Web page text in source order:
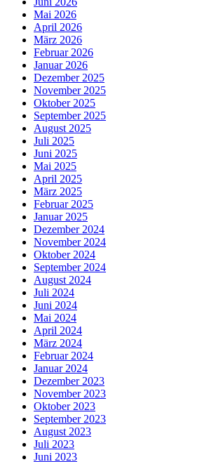
Mai 2026
April 2026
März 2026
Februar 2026
Januar 2026
Dezember 2025
November 2025
Oktober 2025
September 2025
August 2025
Juli 2025
Juni 2025
Mai 2025
April 2025
März 2025
Februar 2025
Januar 2025
Dezember 2024
November 2024
Oktober 2024
September 2024
August 2024
Juli 2024
Juni 2024
Mai 2024
April 2024
März 2024
Februar 2024
Januar 2024
Dezember 2023
November 2023
Oktober 2023
September 2023
August 2023
Juli 2023
Juni 2023